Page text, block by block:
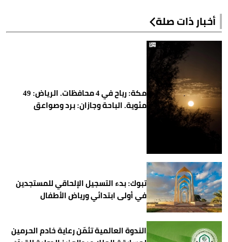
أخبار ذات صلة
مكة: رياح في 4 محافظات. الرياض: 49
مئوية. الباحة وجازان: برد وصواعق
تبوك: بدء التسجيل الإلحاقي للمستجدين
في أولى ابتدائي ورياض الأطفال
الندوة العالمية تثمّن رعاية خادم الحرمين